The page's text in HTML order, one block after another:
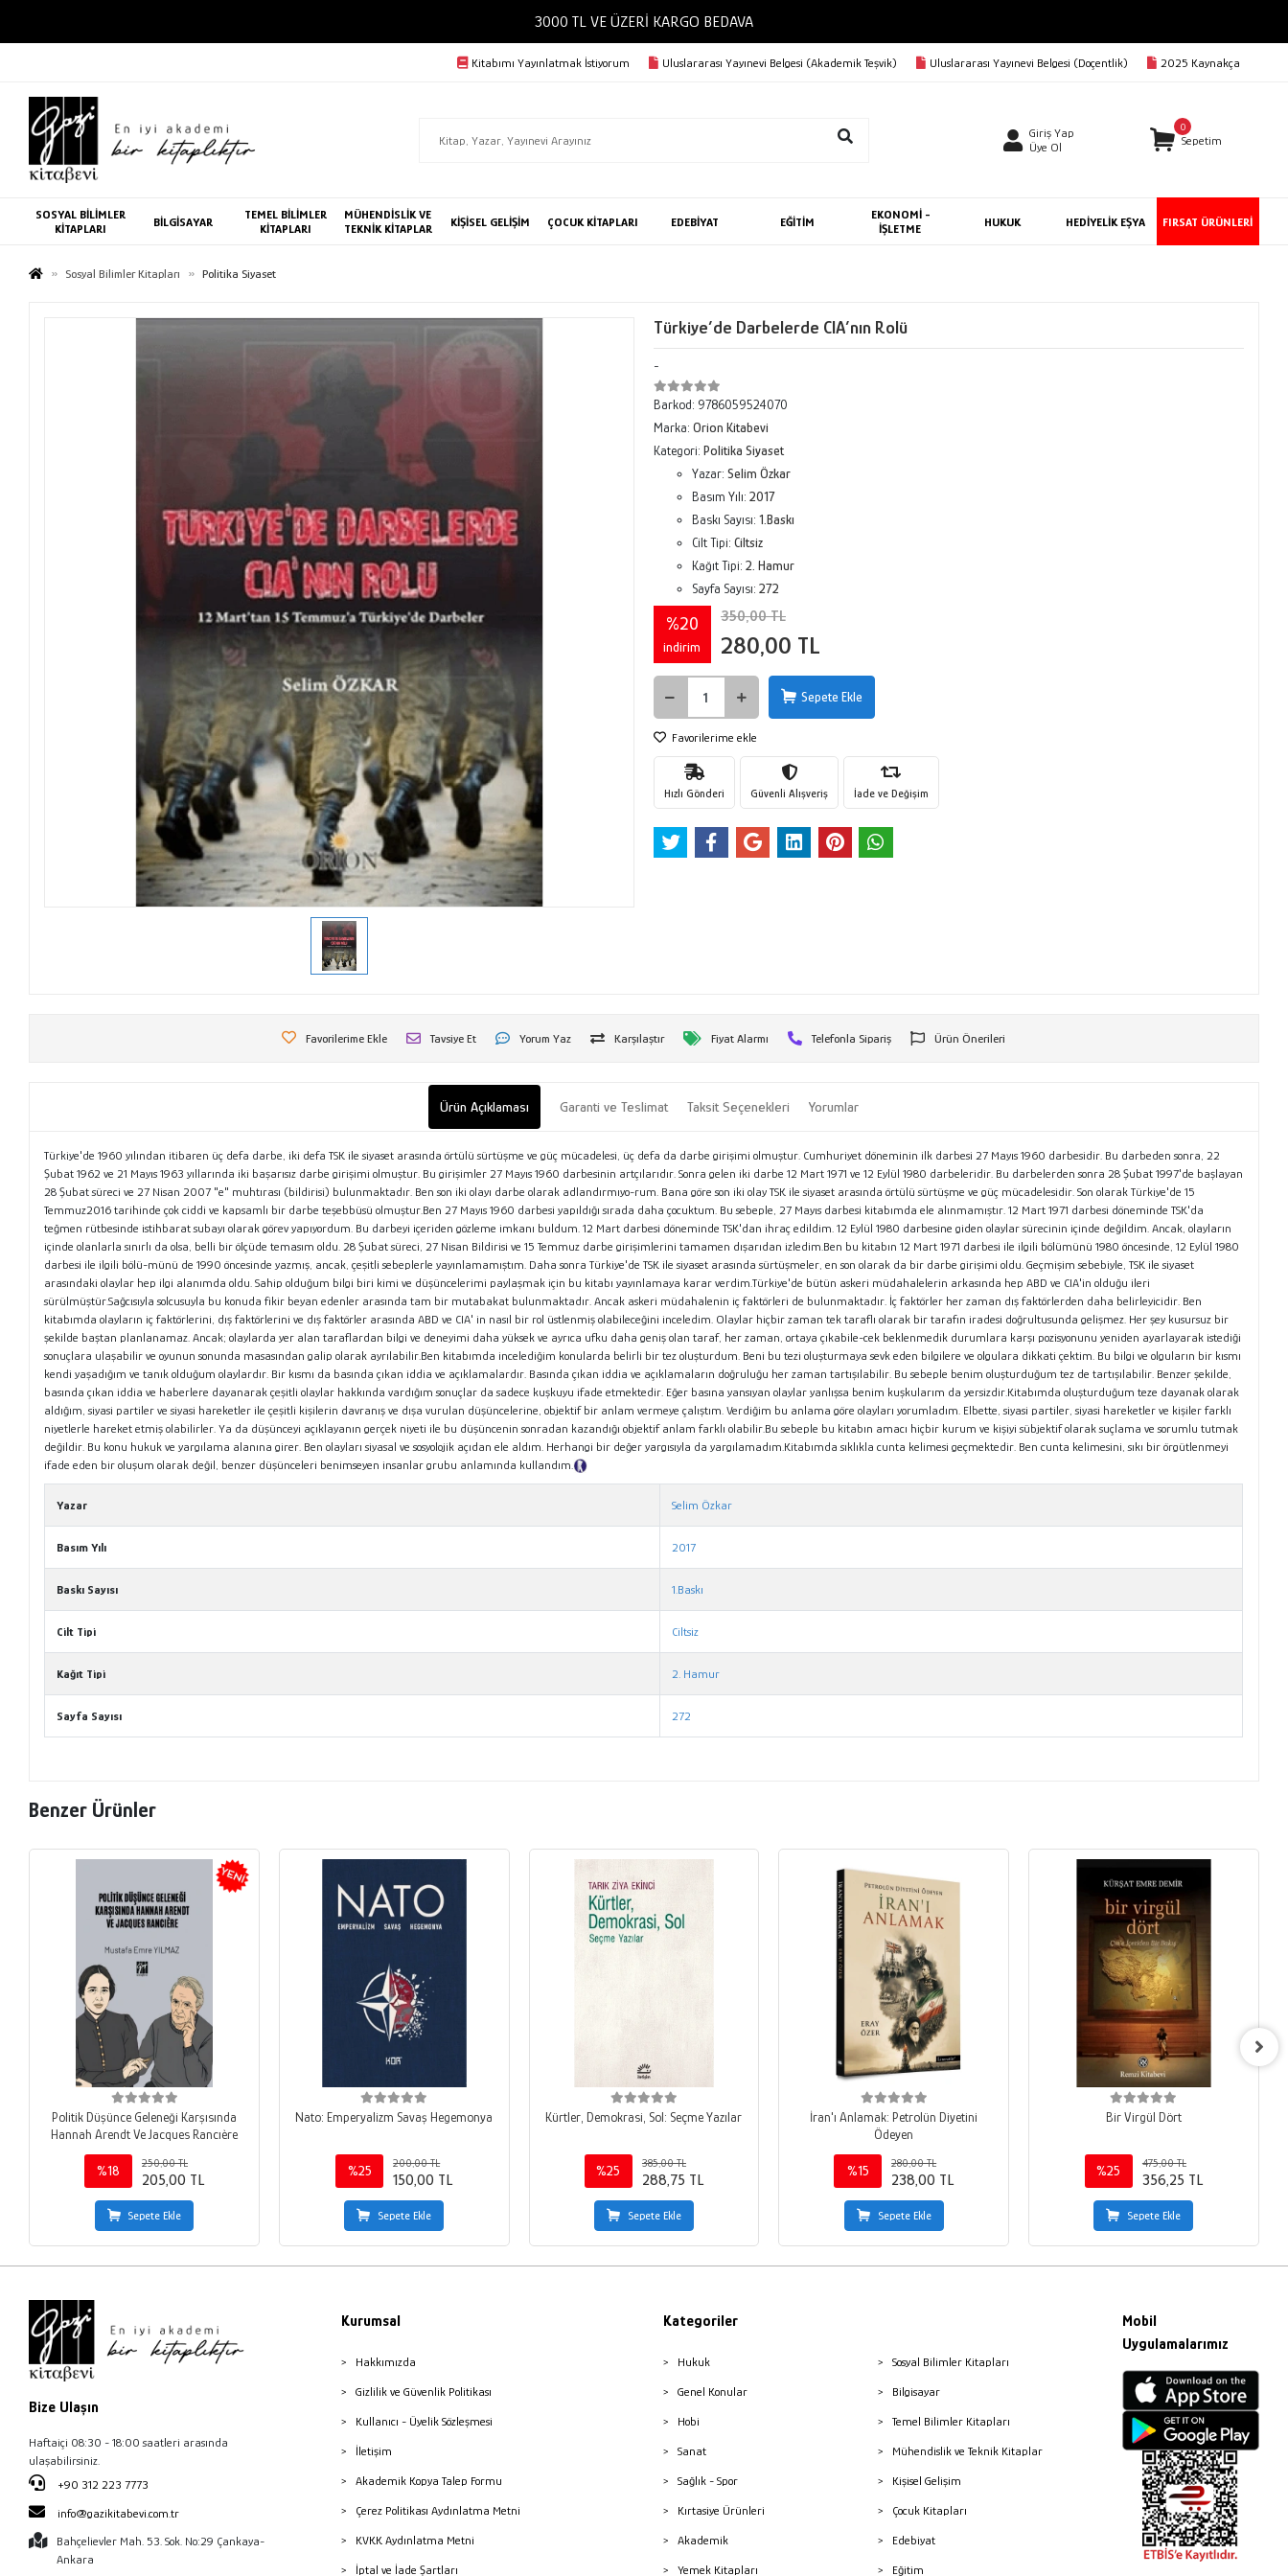
3000 TL VE ÜZERİ KARGO BEDAVA
Kitabımı Yayınlatmak İstiyorum Uluslararası Yayınevi Belgesi (Akademik Teşvik) Uluslararası Yayınevi Belgesi (Doçentlik) 2025 Kaynakça
Giriş Yap
Üye Ol
0
Sepetim
SOSYAL BİLİMLER
KİTAPLARI
BİLGİSAYAR
TEMEL BİLİMLER
KİTAPLARI
MÜHENDİSLİK VE
TEKNİK KİTAPLAR
KİŞİSEL GELİŞİM ÇOCUK KİTAPLARI EDEBİYAT EĞİTİM
EKONOMİ -
İŞLETME
HUKUK HEDİYELİK EŞYA FIRSAT ÜRÜNLERİ
Sosyal Bilimler Kitapları Politika Siyaset
Türkiye’de Darbelerde CIA’nın Rolü
-
Barkod: 9786059524070
Marka: Orion Kitabevi
Kategori: Politika Siyaset
Yazar: Selim Özkar
Basım Yılı: 2017
Baskı Sayısı: 1.Baskı
Cilt Tipi: Ciltsiz
Kağıt Tipi: 2. Hamur
Sayfa Sayısı: 272
%20
indirim
350,00 TL
280,00 TL
Sepete Ekle
Favorilerime ekle
Hızlı Gönderi Güvenli Alışveriş İade ve Değişim
Favorilerime Ekle Tavsiye Et Yorum Yaz Karşılaştır Fiyat Alarmı Telefonla Sipariş Ürün Önerileri
Ürün Açıklaması Garanti ve Teslimat Taksit Seçenekleri Yorumlar
Türkiye'de 1960 yılından itibaren üç defa darbe, iki defa TSK ile siyaset arasında örtülü sürtüşme ve güç mücadelesi, üç defa da darbe girişimi olmuştur. Cumhuriyet döneminin ilk darbesi 27 Mayıs 1960 darbesidir. Bu darbeden sonra, 22
Şubat 1962 ve 21 Mayıs 1963 yıllarında iki başarısız darbe girişimi olmuştur. Bu girişimler 27 Mayıs 1960 darbesinin artçılarıdır. Sonra gelen iki darbe 12 Mart 1971 ve 12 Eylül 1980 darbeleridir. Bu darbelerden sonra 28 Şubat 1997'de başlayan
28 Şubat süreci ve 27 Nisan 2007 "e" muhtırası (bildirisi) bulunmaktadır. Ben son iki olayı darbe olarak adlandırmıyo-rum. Bana göre son iki olay TSK ile siyaset arasında örtülü sürtüşme ve güç mücadelesidir. Son olarak Türkiye'de 15
Temmuz2016 tarihinde çok ciddi ve kapsamlı bir darbe teşebbüsü olmuştur.Ben 27 Mayıs 1960 darbesi yapıldığı sırada daha çocuktum. Bu sebeple, 27 Mayıs darbesi kitabımda ele alınmamıştır. 12 Mart 1971 darbesi döneminde TSK'da
teğmen rütbesinde istihbarat subayı olarak görev yapıyordum. Bu darbeyi içeriden gözleme imkanı buldum. 12 Mart darbesi döneminde TSK'dan ihraç edildim. 12 Eylül 1980 darbesine giden olaylar sürecinin içinde değildim. Ancak, olayların
içinde olanlarla sınırlı da olsa, belli bir ölçüde temasım oldu. 28 Şubat süreci, 27 Nisan Bildirisi ve 15 Temmuz darbe girişimlerini tamamen dışarıdan izledim.Ben bu kitabın 12 Mart 1971 darbesi ile ilgili bölümünü 1980 öncesinde, 12 Eylül 1980
darbesi ile ilgili bölü-münü de 1990 öncesinde yazmış, ancak, çeşitli sebeplerle yayınlamamıştım. Daha sonra Türkiye'de TSK ile siyaset arasında sürtüşmeler, en son olarak da bir darbe girişimi oldu. Geçmişim sebebiyle, TSK ile siyaset
arasındaki olaylar hep ilgi alanımda oldu. Sahip olduğum bilgi biri kimi ve düşüncelerimi paylaşmak için bu kitabı yayınlamaya karar verdim.Türkiye'de bütün askeri müdahalelerin arkasında hep ABD ve CIA'in olduğu ileri
sürülmüştür.Sağcısıyla solcusuyla bu konuda fikir beyan edenler arasında tam bir mutabakat bulunmaktadır. Ancak askeri müdahalenin iç faktörleri de bulunmaktadır. İç faktörler her zaman dış faktörlerden daha belirleyicidir. Ben
kitabımda olayların iç faktörlerini, dış faktörlerini ve dış faktörler arasında ABD ve CIA' in nasıl bir rol üstlenmiş olabileceğini inceledim. Olaylar hiçbir zaman tek taraflı olarak bir tarafın iradesi doğrultusunda gelişmez. Her şey kusursuz bir
şekilde baştan planlanamaz. Ancak; olaylarda yer alan taraflardan bilgi ve deneyimi daha yüksek ve ayrıca ufku daha geniş olan taraf, her zaman, ortaya çıkabile-cek beklenmedik durumlara karşı pozisyonunu yeniden ayarlayarak istediği
sonuçlara ulaşabilir ve oyunun sonunda masasından galip olarak ayrılabilir.Ben kitabımda incelediğim konularda belirli bir tez oluşturdum. Beni bu tezi oluşturmaya sevk eden bilgilere ve olgulara dikkati çektim. Bu bilgi ve olguların bir kısmı
kendi yaşadığım ve tanık olduğum olaylardır. Bir kısmı da basında çıkan iddia ve açıklamalardır. Basında çıkan iddia ve açıklamaların doğruluğu her zaman tartışılabilir. Bu sebeple benim oluşturduğum tez de tartışılabilir. Benzer şekilde,
basında çıkan iddia ve haberlere dayanarak çeşitli olaylar hakkında vardığım sonuçlar da sadece kuşkuyu ifade etmektedir. Eğer basına yansıyan olaylar yanlışsa benim kuşkularım da yersizdir.Kitabımda oluşturduğum teze dayanak olarak
aldığım, siyasi partiler ve siyasi hareketler ile çeşitli kişilerin davranış ve dışa vurulan düşüncelerine, objektif bir anlam vermeye çalıştım. Verdiğim bu anlama göre olayları yorumladım. Elbette, siyasi partiler, siyasi hareketler ve kişiler farklı
niyetlerle hareket etmiş olabilirler. Ya da düşünceyi açıklayanın gerçek niyeti ile bu düşüncenin sonradan kazandığı objektif anlam farklı olabilir.Bu sebeple bu kitabın amacı hiçbir kurum ve kişiyi sübjektif olarak suçlama ve sorumlu tutmak
değildir. Bu konu hukuk ve yargılama alanına girer. Ben olayları siyasal ve sosyolojik açıdan ele aldım. Herhangi bir değer yargısıyla da yargılamadım.Kitabımda sıklıkla cunta kelimesi geçmektedir. Ben cunta kelimesini, sıkı bir örgütlenmeyi
ifade eden bir oluşum olarak değil, benzer düşünceleri benimseyen insanlar grubu anlamında kullandım.
Yazar Selim Özkar
Basım Yılı 2017
Baskı Sayısı 1.Baskı
Cilt Tipi Ciltsiz
Kağıt Tipi 2. Hamur
Sayfa Sayısı 272
Benzer Ürünler
Politik Düşünce Geleneği Karşısında
Hannah Arendt Ve Jacques Rancıère
%18
250,00 TL
205,00 TL
Sepete Ekle
Nato: Emperyalizm Savaş Hegemonya
%25
200,00 TL
150,00 TL
Sepete Ekle
Kürtler, Demokrasi, Sol: Seçme Yazılar
%25
385,00 TL
288,75 TL
Sepete Ekle
İran'ı Anlamak: Petrolün Diyetini
Ödeyen
%15
280,00 TL
238,00 TL
Sepete Ekle
Bir Virgül Dört
%25
475,00 TL
356,25 TL
Sepete Ekle
Bize Ulaşın
Haftaiçi 08:30 - 18:00 saatleri arasında
ulaşabilirsiniz.
+90 312 223 7773
info@gazikitabevi.com.tr
Bahçelievler Mah. 53. Sok. No:29 Çankaya-
Ankara
Kurumsal
Hakkımızda
Gizlilik ve Güvenlik Politikası
Kullanıcı - Üyelik Sözleşmesi
İletişim
Akademik Kopya Talep Formu
Çerez Politikası Aydınlatma Metni
KVKK Aydınlatma Metni
İptal ve İade Şartları
Kategoriler
Hukuk
Genel Konular
Hobi
Sanat
Sağlık - Spor
Kırtasiye Ürünleri
Akademik
Yemek Kitapları
Sosyal Bilimler Kitapları
Bilgisayar
Temel Bilimler Kitapları
Mühendislik ve Teknik Kitaplar
Kişisel Gelişim
Çocuk Kitapları
Edebiyat
Eğitim
Mobil
Uygulamalarımız